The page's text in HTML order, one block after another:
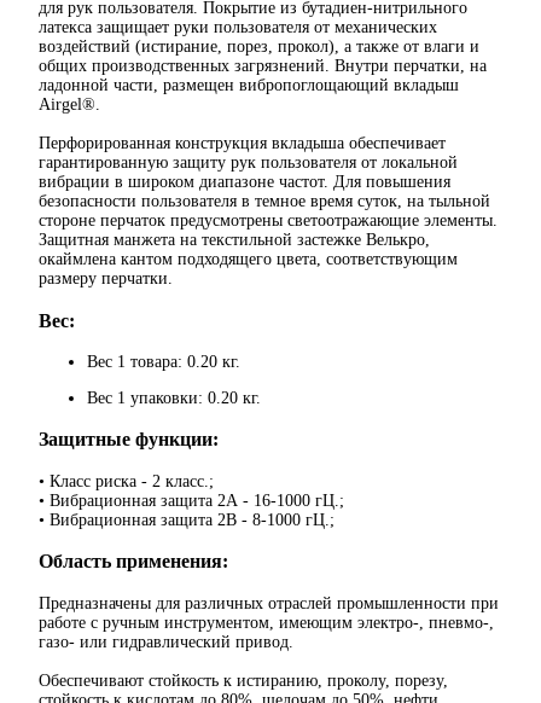
для рук пользователя. Покрытие из бутадиен-нитрильного
латекса защищает руки пользователя от механических
воздействий (истирание, порез, прокол), а также от влаги и
общих производственных загрязнений. Внутри перчатки, на
ладонной части, размещен вибропоглощающий вкладыш
Airgel®.
Перфорированная конструкция вкладыша обеспечивает
гарантированную защиту рук пользователя от локальной
вибрации в широком диапазоне частот. Для повышения
безопасности пользователя в темное время суток, на тыльной
стороне перчаток предусмотрены светоотражающие элементы.
Защитная манжета на текстильной застежке Велькро,
окаймлена кантом подходящего цвета, соответствующим
размеру перчатки.
Вес:
Вес 1 товара: 0.20 кг.
Вес 1 упаковки: 0.20 кг.
Защитные функции:
• Класс риска - 2 класс.;
• Вибрационная защита 2А - 16-1000 гЦ.;
• Вибрационная защита 2B - 8-1000 гЦ.;
Область применения:
Предназначены для различных отраслей промышленности при
работе с ручным инструментом, имеющим электро-, пневмо-,
газо- или гидравлический привод.
Обеспечивают стойкость к истиранию, проколу, порезу,